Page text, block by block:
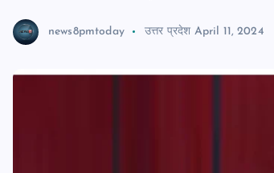
news8pmtoday उत्तर प्रदेश April 11, 2024